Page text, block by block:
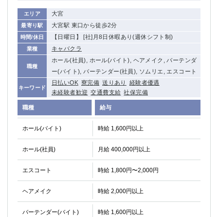
エリア 大宮
最寄り駅 大宮駅 東口から徒歩2分
時間/休日 【日曜日】 [社]月8日休暇あり(週休シフト制)
業種 キャバクラ
職種
ホール(社員), ホール(バイト), ヘアメイク, バーテンダ
ー(バイト), バーテンダー(社員), ソムリエ, エスコート
キーワード
日払いOK 寮完備 送りあり
経験者優遇
未経験者歓迎 交通費支給 社保完備
職種 給与
ホール(バイト) 時給 1,600円以上
ホール(社員) 月給 400,000円以上
エスコート 時給 1,800円〜2,000円
ヘアメイク 時給 2,000円以上
バーテンダー(バイト) 時給 1,600円以上